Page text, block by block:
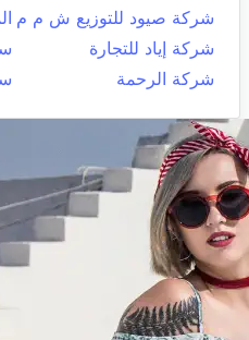
شركة صيود للتوزيع ش م م
شركة إياد للتجارة
شركة الرحمة